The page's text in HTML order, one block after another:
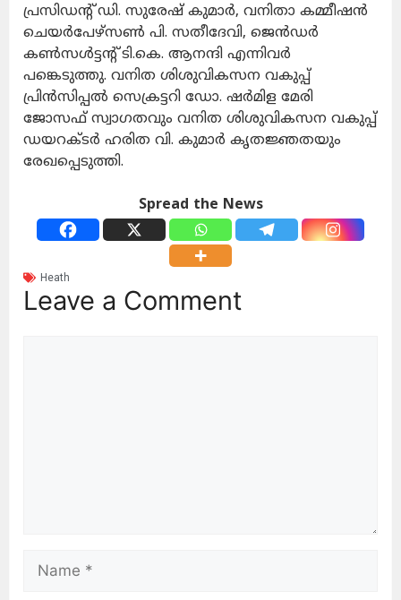
പ്രസിഡന്റ് ഡി. സുരേഷ് കുമാര്‍, വനിതാ കമ്മീഷന്‍
ചെയര്‍പേഴ്‌സണ്‍ പി. സതീദേവി, ജെന്‍ഡര്‍
കണ്‍സള്‍ട്ടന്റ് ടി.കെ. ആനന്ദി എന്നിവര്‍
പങ്കെടുത്തു. വനിത ശിശുവികസന വകുപ്പ്
പ്രിന്‍സിപ്പല്‍ സെക്രട്ടറി ഡോ. ഷര്‍മിള മേരി
ജോസഫ് സ്വാഗതവും വനിത ശിശുവികസന വകുപ്പ്
ഡയറക്ടര്‍ ഹരിത വി. കുമാര്‍ കൃതജ്ഞതയും
രേഖപ്പെടുത്തി.
Spread the News
Heath
Leave a Comment